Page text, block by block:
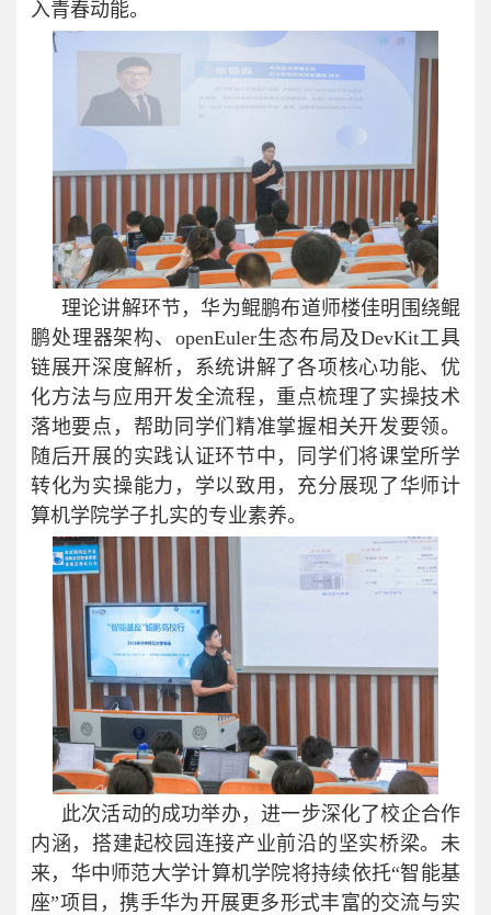
入青春动能。
理论讲解环节，华为鲲鹏布道师楼佳明围绕鲲
鹏处理器架构、openEuler生态布局及DevKit工具
链展开深度解析，系统讲解了各项核心功能、优
化方法与应用开发全流程，重点梳理了实操技术
落地要点，帮助同学们精准掌握相关开发要领。
随后开展的实践认证环节中，同学们将课堂所学
转化为实操能力，学以致用，充分展现了华师计
算机学院学子扎实的专业素养。
此次活动的成功举办，进一步深化了校企合作
内涵，搭建起校园连接产业前沿的坚实桥梁。未
来，华中师范大学计算机学院将持续依托“智能基
座”项目，携手华为开展更多形式丰富的交流与实